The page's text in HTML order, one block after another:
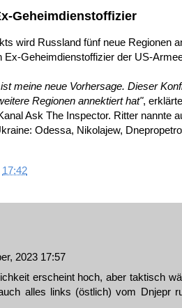
Geheimdienstoffizier
wird Russland fünf neue Regionen
Ex-Geheimdienstoffizier der US-
meine neue Vorhersage. Dieser
Regionen annektiert hat",
Ask The Inspector. Ritter nannte
Odessa, Nikolajew,
17:42
2023 17:57
erscheint hoch, aber taktisch
alles links (östlich) vom Dnjepr